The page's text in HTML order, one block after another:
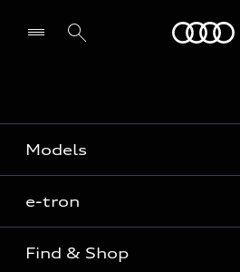
Models
Sedan
SUV
e-tron
e-tron
Find & Shop